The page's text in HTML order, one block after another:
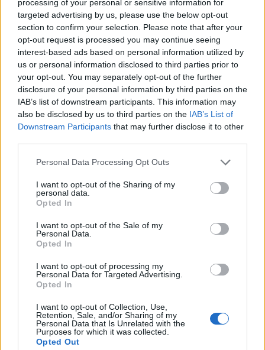
processing of your personal or sensitive information for
targeted advertising by us, please use the below opt-out
section to confirm your selection. Please note that after your
opt-out request is processed you may continue seeing
interest-based ads based on personal information utilized by
us or personal information disclosed to third parties prior to
your opt-out. You may separately opt-out of the further
disclosure of your personal information by third parties on the
IAB’s list of downstream participants. This information may
also be disclosed by us to third parties on the IAB’s List of
Downstream Participants that may further disclose it to other
Personal Data Processing Opt Outs
I want to opt-out of the Sharing of my
personal data.
Opted In
I want to opt-out of the Sale of my
Personal Data.
Opted In
I want to opt-out of processing my
Personal Data for Targeted Advertising.
Opted In
I want to opt-out of Collection, Use,
Retention, Sale, and/or Sharing of my
Personal Data that Is Unrelated with the
Purposes for which it was collected.
Opted Out
FŐTÉR
Már csak 4-5 napig működhet a jelenlegi
körülmények között a cernavodai
atomerőmű
Százszázalékos kamatra adott kölcsönt a
letartóztatott uzsorás. Akár 40 fok is várható
vasárnap a nyugati országrészben.